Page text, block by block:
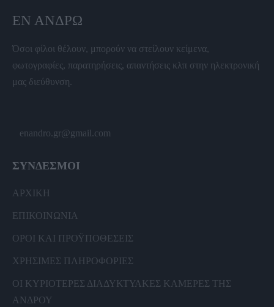
ΕΝ ΆΝΔΡΩ
Όσοι φίλοι θέλουν, μπορούν να στείλουν κείμενα,
φωτογραφίες, παρατηρήσεις, απαντήσεις κλπ στην ηλεκτρονική
μας διεύθυνση.
enandro.gr@gmail.com
ΣΥΝΔΕΣΜΟΙ
ΑΡΧΙΚΗ
ΕΠΙΚΟΙΝΩΝΙΑ
ΟΡΟΙ ΚΑΙ ΠΡΟΫΠΟΘΕΣΕΙΣ
ΧΡΗΣΙΜΕΣ ΠΛΗΡΟΦΟΡΙΕΣ
ΟΙ ΚΥΡΙΟΤΕΡΕΣ ΔΙΑΔΥΚΤΥΑΚΕΣ ΚΑΜΕΡΕΣ ΤΗΣ
ΑΝΔΡΟΥ